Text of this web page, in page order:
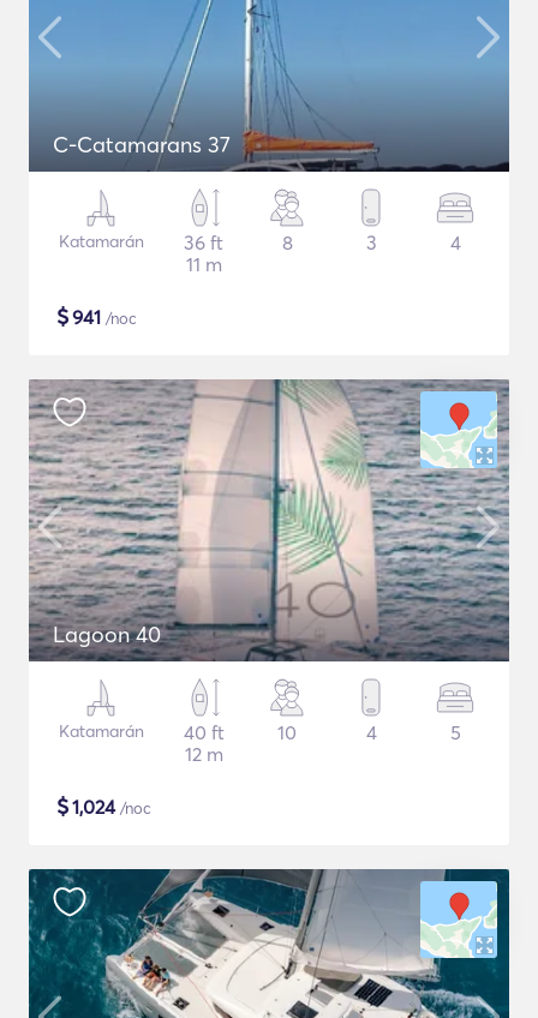
C-Catamarans 37
Katamarán
36 ft
11 m
8 3 4
$941 /noc
Lagoon 40
Katamarán
40 ft
12 m
10 4 5
$1,024/noc